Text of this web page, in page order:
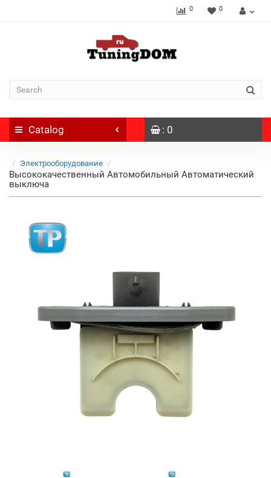
0 0
Catalog : 0
Электрооборудование
Высококачественный Автомобильный Автоматический
выключа